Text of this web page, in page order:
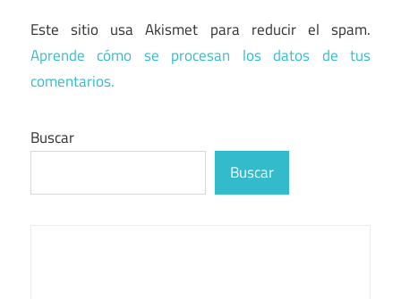
Este sitio usa Akismet para reducir el spam.
Aprende cómo se procesan los datos de tus
comentarios.
Buscar
Buscar